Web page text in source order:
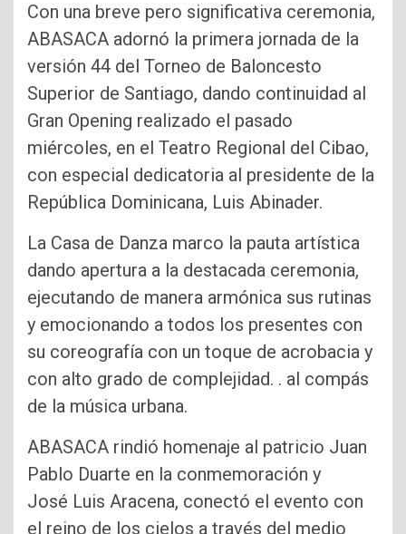
Con una breve pero significativa ceremonia,
ABASACA adornó la primera jornada de la
versión 44 del Torneo de Baloncesto
Superior de Santiago, dando continuidad al
Gran Opening realizado el pasado
miércoles, en el Teatro Regional del Cibao,
con especial dedicatoria al presidente de la
República Dominicana, Luis Abinader.
La Casa de Danza marco la pauta artística
dando apertura a la destacada ceremonia,
ejecutando de manera armónica sus rutinas
y emocionando a todos los presentes con
su coreografía con un toque de acrobacia y
con alto grado de complejidad. . al compás
de la música urbana.
ABASACA rindió homenaje al patricio Juan
Pablo Duarte en la conmemoración y
José Luis Aracena, conectó el evento con
el reino de los cielos a través del medio